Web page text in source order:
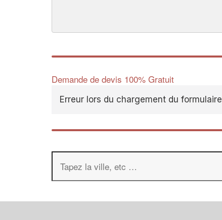
Demande de devis 100% Gratuit
Erreur lors du chargement du formulaire